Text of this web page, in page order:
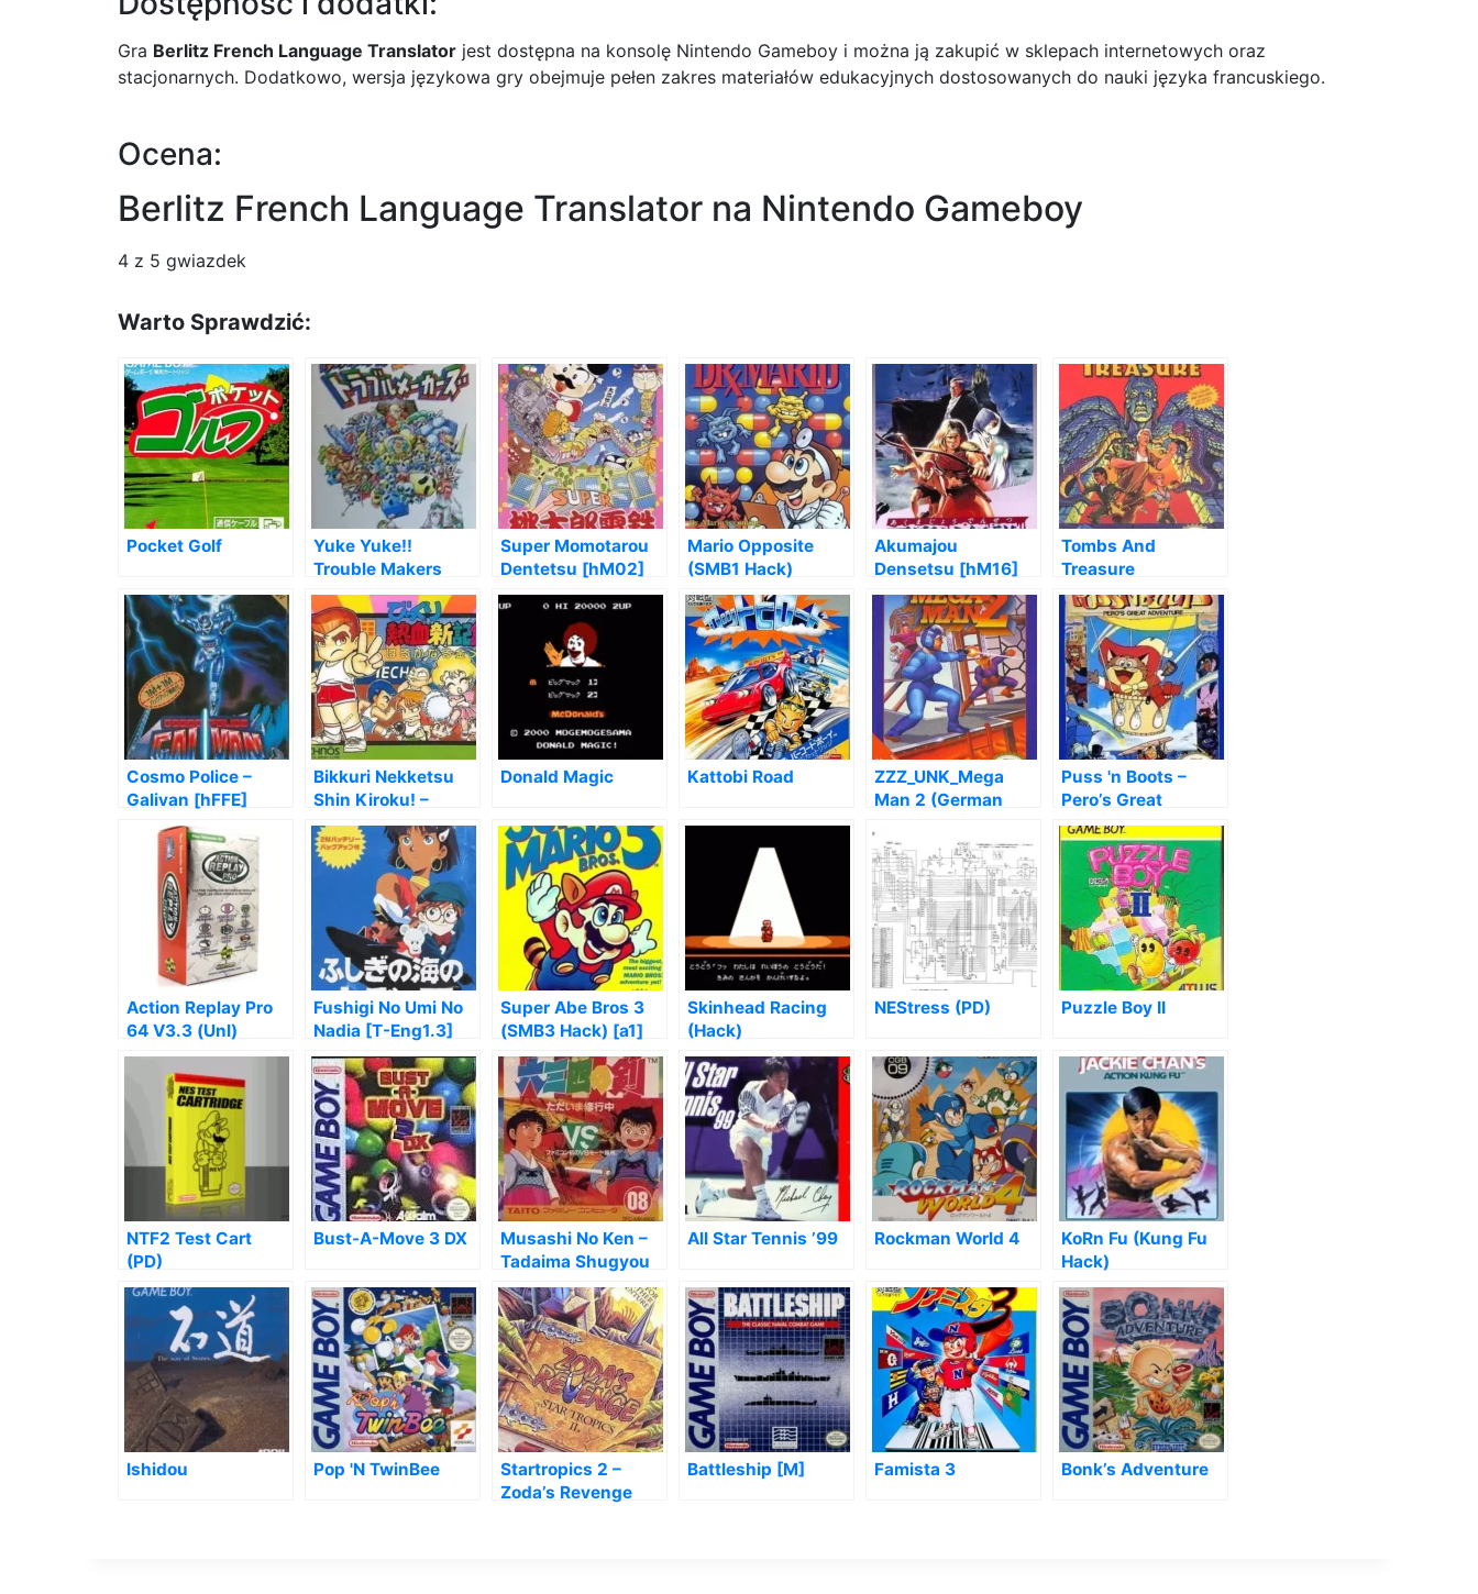
Gra Berlitz French Language Translator jest dostępna na konsolę Nintendo Gameboy i można ją zakupić w sklepach internetowych oraz
stacjonarnych. Dodatkowo, wersja językowa gry obejmuje pełen zakres materiałów edukacyjnych dostosowanych do nauki języka francuskiego.
Ocena:
Berlitz French Language Translator na Nintendo Gameboy
4 z 5 gwiazdek
Warto Sprawdzić:
Pocket Golf
Yuke Yuke!!
Trouble Makers
Super Momotarou
Dentetsu [hM02]
Mario Opposite
(SMB1 Hack)
Akumajou
Densetsu [hM16]
Tombs And
Treasure
Cosmo Police –
Galivan [hFFE]
Bikkuri Nekketsu
Shin Kiroku! –
Harukanaru Kin
Medal
Donald Magic Kattobi Road
ZZZ_UNK_Mega
Man 2 (German
89014ffd (262160)
Puss 'n Boots –
Pero’s Great
Adventure
Action Replay Pro
64 V3.3 (Unl)
Fushigi No Umi No
Nadia [T-Eng1.3]
Super Abe Bros 3
(SMB3 Hack) [a1]
Skinhead Racing
(Hack)
NEStress (PD) Puzzle Boy II
NTF2 Test Cart
(PD)
Bust-A-Move 3 DX
Musashi No Ken –
Tadaima Shugyou
Chuu
All Star Tennis ’99 Rockman World 4
KoRn Fu (Kung Fu
Hack)
Ishidou Pop 'N TwinBee
Startropics 2 –
Zoda’s Revenge
Battleship [M] Famista 3 Bonk’s Adventure